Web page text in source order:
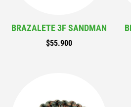
BRAZALETE 3F SANDMAN
$55.900